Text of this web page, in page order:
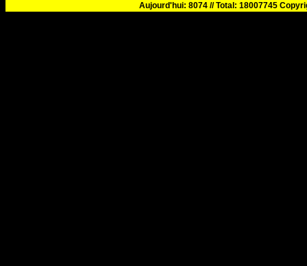
Aujourd'hui: 8074 // Total: 18007745